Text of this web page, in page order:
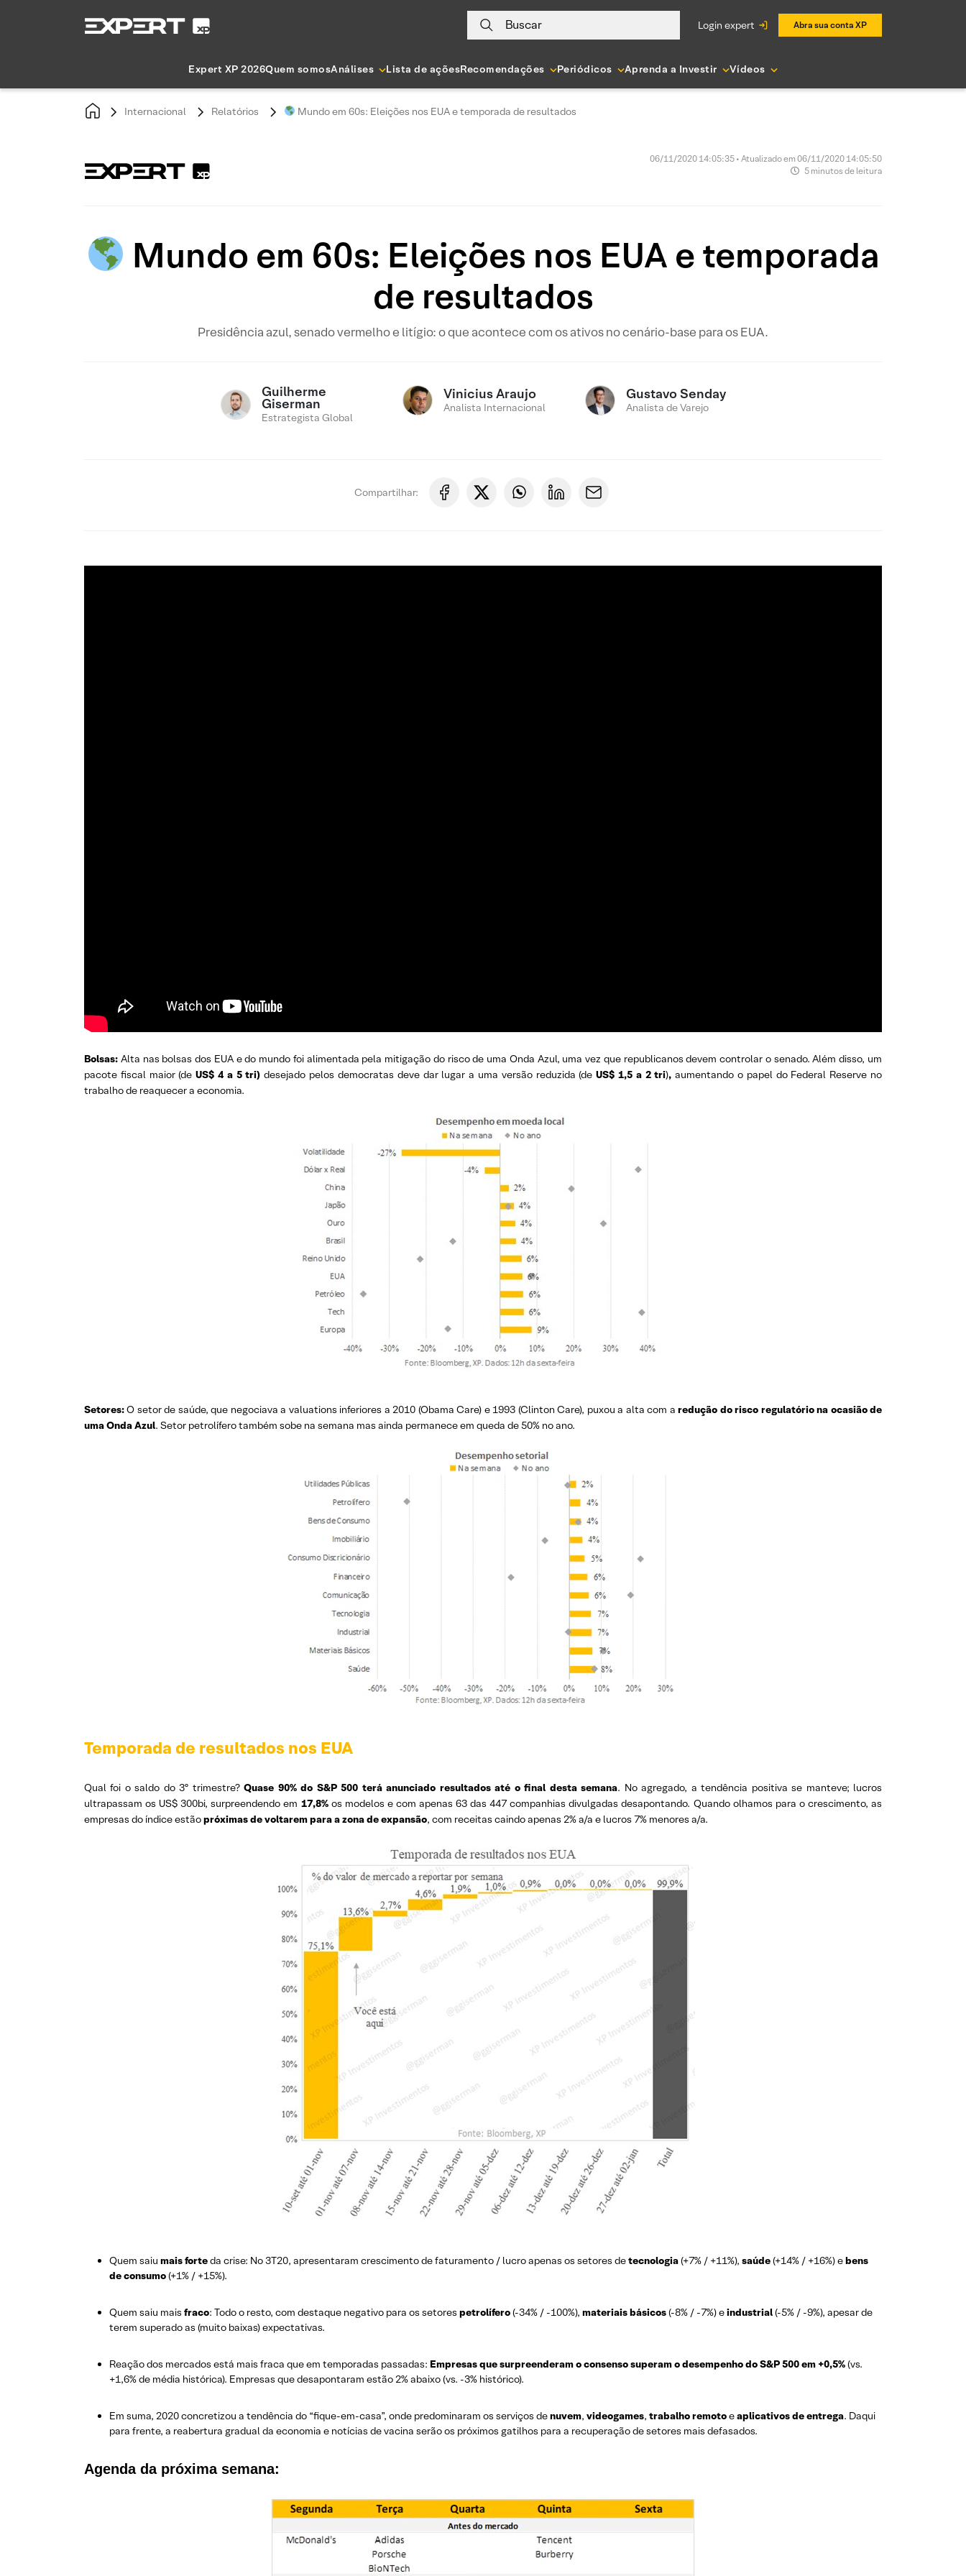
Buscar login expert Abra sua conta XP
Expert XP 2026Quem somosAnálises Lista de açõesRecomendações Periódicos Aprenda a Investir Vídeos
Internacional Relatórios Mundo em 60s: Eleições nos EUA e temporada de resultados
06/11/2020 14:05:35 • Atualizado em 06/11/2020 14:05:50
5 minutos de leitura
Mundo em 60s: Eleições nos EUA e temporada
de resultados
Presidência azul, senado vermelho e litígio: o que acontece com os ativos no cenário-base para os EUA.
Guilherme
Giserman
Estrategista Global
Vinicius Araujo
Analista Internacional
Gustavo Senday
Analista de Varejo
Compartilhar:
Bolsas: Alta nas bolsas dos EUA e do mundo foi alimentada pela mitigação do risco de uma Onda Azul, uma vez que republicanos devem controlar o senado. Além disso, um
pacote fiscal maior (deUS$ 4 a 5 tri) desejado pelos democratas deve dar lugar a uma versão reduzida (deUS$ 1,5 a 2 tri),aumentando o papel do Federal Reserve no
trabalho de reaquecer a economia.
Setores:O setor de saúde, que negociava a valuations inferiores a 2010 (Obama Care) e 1993 (Clinton Care), puxou a alta com aredução do risco regulatório na ocasião de
uma Onda Azul. Setor petrolífero também sobe na semana mas ainda permanece em queda de 50% no ano.
Temporada de resultados nos EUA
Qual foi o saldo do 3º trimestre?Quase 90% do S&P 500 terá anunciado resultados até o final desta semana. No agregado, a tendência positiva se manteve; lucros
ultrapassam os US$ 300bi, surpreendendo em 17,8%os modelos e com apenas 63 das 447 companhias divulgadas desapontando. Quando olhamos para o crescimento, as
empresas do índice estãopróximas de voltarem para a zona de expansão, com receitas caindo apenas 2% a/a e lucros 7% menores a/a.
Quem saiu mais forteda crise: No 3T20, apresentaram crescimento de faturamento / lucro apenas os setores detecnologia(+7% / +11%), saúde(+14% / +16%) ebens
de consumo(+1% / +15%).
Quem saiu mais fraco: Todo o resto, com destaque negativo para os setores petrolífero(-34% / -100%), materiais básicos(-8% / -7%) eindustrial(-5% / -9%), apesar de
terem superado as (muito baixas) expectativas.
Reação dos mercados está mais fraca que em temporadas passadas: Empresas que surpreenderam o consenso superam o desempenho do S&P 500 em +0,5%(vs.
+1,6% de média histórica). Empresas que desapontaram estão 2% abaixo (vs. -3% histórico).
Em suma, 2020 concretizou a tendência do “fique-em-casa”, onde predominaram os serviços denuvem, videogames, trabalho remotoeaplicativos de entrega. Daqui
para frente, a reabertura gradual da economia e notícias de vacina serão os próximos gatilhos para a recuperação de setores mais defasados.
Agenda da próxima semana: